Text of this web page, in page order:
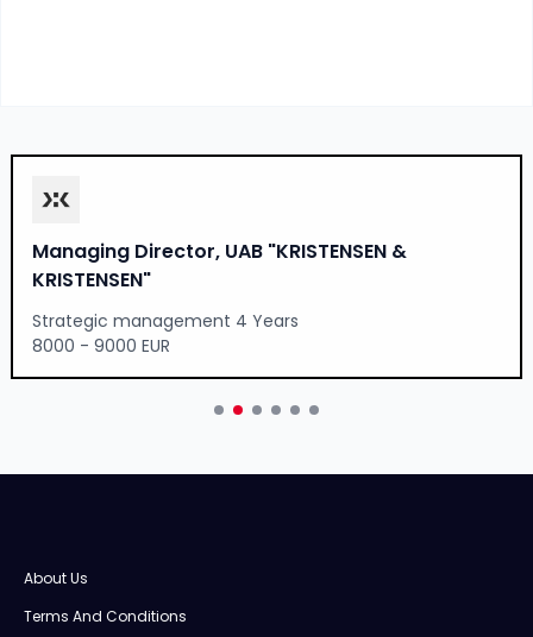
Manager in Global Compliance & Reporting,
UAB "ERNST & YOUNG BALTIC"
Financial control 4 Years
4500 - 5500 EUR
About Us
Terms And Conditions